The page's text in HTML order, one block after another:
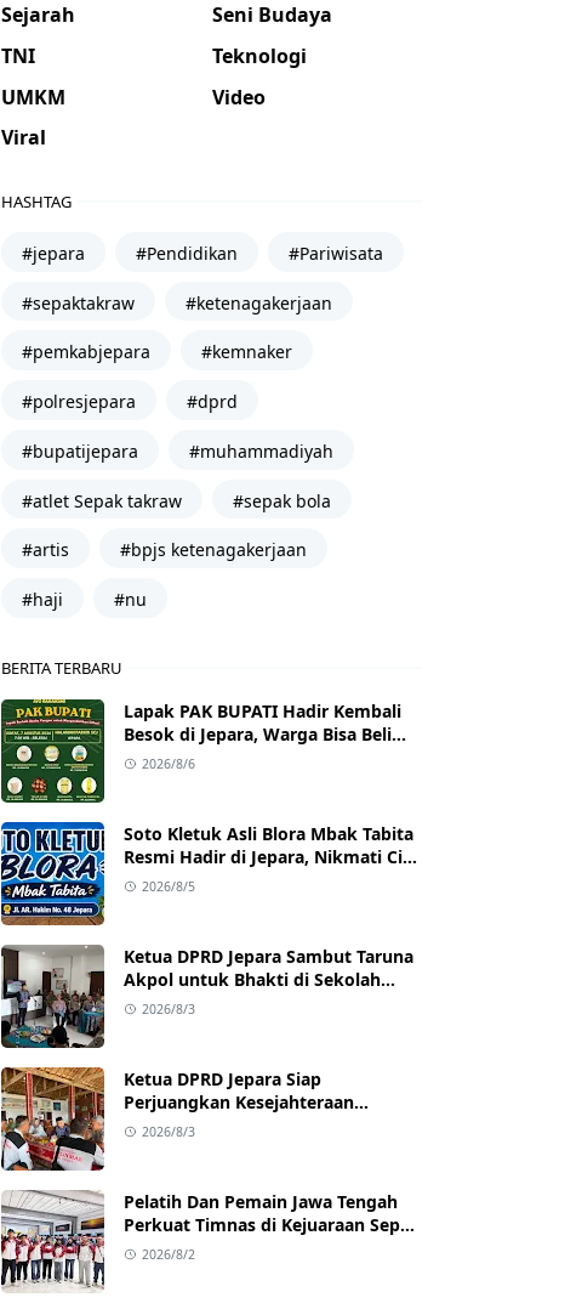
Sejarah
Seni Budaya
TNI
Teknologi
UMKM
Video
Viral
HASHTAG
#jepara #Pendidikan #Pariwisata
#sepaktakraw #ketenagakerjaan
#pemkabjepara #kemnaker
#polresjepara #dprd
#bupatijepara #muhammadiyah
#atlet Sepak takraw #sepak bola
#artis #bpjs ketenagakerjaan
#haji #nu
BERITA TERBARU
Lapak PAK BUPATI Hadir Kembali
Besok di Jepara, Warga Bisa Beli
Beras hingga Minyak Goreng
2026/8/6
Soto Kletuk Asli Blora Mbak Tabita
Resmi Hadir di Jepara, Nikmati Cita
Rasa Autentik Mulai Rp10 Ribu
2026/8/5
Ketua DPRD Jepara Sambut Taruna
Akpol untuk Bhakti di Sekolah
Rakyat Jepara
2026/8/3
Ketua DPRD Jepara Siap
Perjuangkan Kesejahteraan
Satlinmas Jepara
2026/8/3
Pelatih Dan Pemain Jawa Tengah
Perkuat Timnas di Kejuaraan Sepak
takraw Internasional
2026/8/2